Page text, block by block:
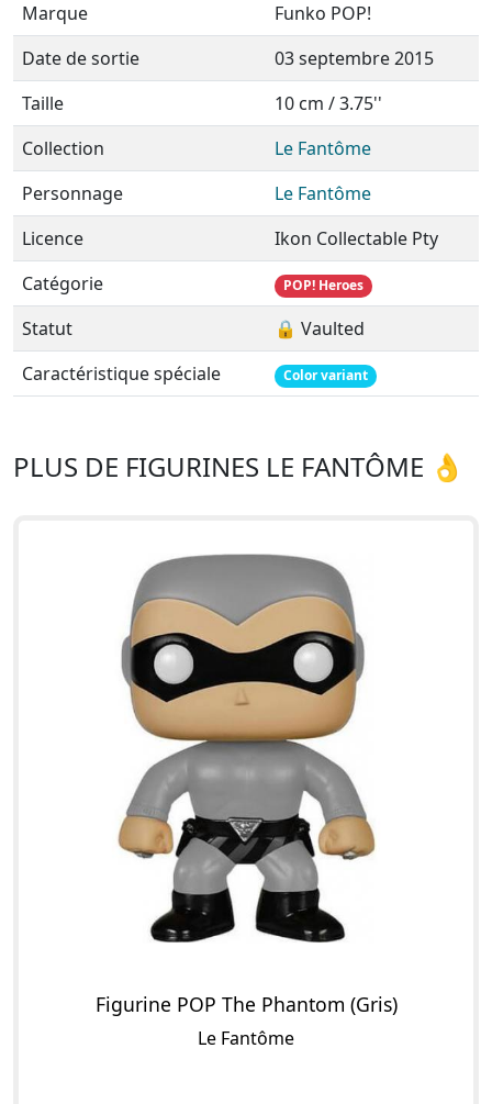
Marque
Funko POP!
Date de sortie
03 septembre 2015
Taille
10 cm / 3.75''
Collection
Le Fantôme
Personnage
Le Fantôme
Licence
Ikon Collectable Pty
Catégorie
POP! Heroes
Statut
🔒 Vaulted
Caractéristique spéciale
Color variant
PLUS DE FIGURINES LE FANTÔME 👌
Figurine POP The Phantom (Gris)
Le Fantôme